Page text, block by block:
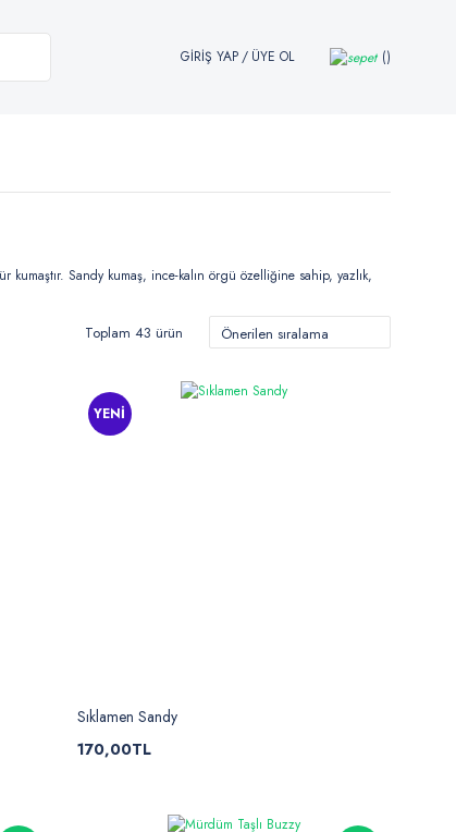
GİRİŞ YAP/ ÜYE OL
Sandy kumaş, ince-kalın örgü özelliğine sahip, yazlık,
Toplam 43 ürün
YENİ
Sıklamen Sandy
170,00TL